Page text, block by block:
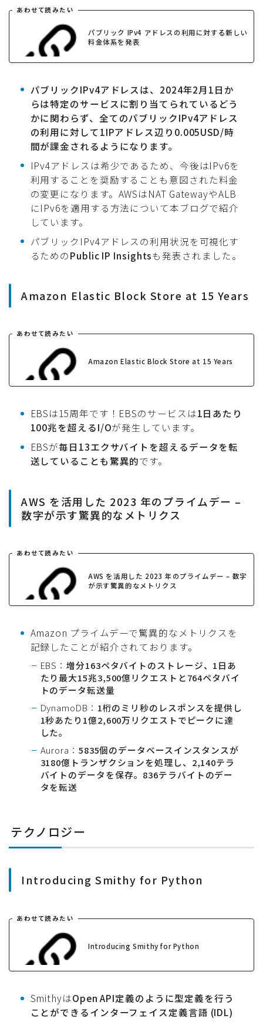
あわせて読みたい
パブリック IPv4 アドレスの利用に対する新しい
料金体系を発表
パブリックIPv4アドレスは、2024年2月1日か
らは特定のサービスに割り当てられているどう
かに関わらず、全てのパブリックIPv4アドレス
の利用に対して1IPアドレス辺り0.005USD/時
間が課金されるようになります。
IPv4アドレスは希少であるため、今後はIPv6を
利用することを奨励することも意図された料金
の変更になります。AWSはNAT GatewayやALB
にIPv6を適用する方法について本ブログで紹介
しています。
パブリックIPv4アドレスの利用状況を可視化す
るためのPublic IP Insightsも発表されました。
Amazon Elastic Block Store at 15 Years
あわせて読みたい
Amazon Elastic Block Store at 15 Years
EBSは15周年です！EBSのサービスは1日あたり
100兆を超えるI/Oが発生しています。
EBSが毎日13エクサバイトを超えるデータを転
送していることも驚異的です。
AWS を活用した 2023 年のプライムデー –
数字が示す驚異的なメトリクス
あわせて読みたい
AWS を活用した 2023 年のプライムデー – 数字
が示す驚異的なメトリクス
Amazon プライムデーで驚異的なメトリクスを
記録したことが紹介されております。
EBS：増分163ペタバイトのストレージ、1日あ
たり最大15兆3,500億リクエストと764ペタバイ
トのデータ転送量
DynamoDB： 1桁のミリ秒のレスポンスを提供し
1秒あたり1億2,600万リクエストでピークに達
した。
Aurora： 5835個のデータベースインスタンスが
3180億トランザクションを処理し、2,140テラ
バイトのデータを保存。836テラバイトのデー
タを転送
テクノロジー
Introducing Smithy for Python
あわせて読みたい
Introducing Smithy for Python
SmithyはOpen API定義のように型定義を行う
ことができるインターフェイス定義言語 (IDL)